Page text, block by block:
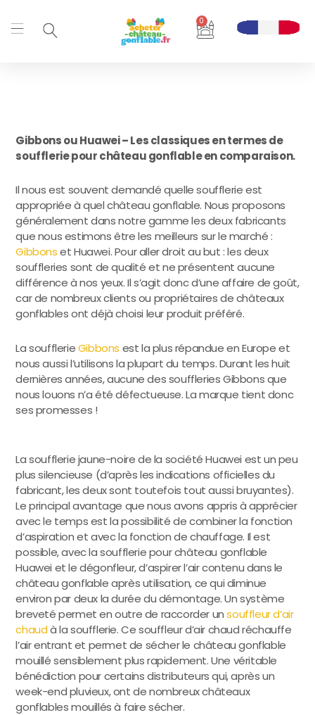
contenu
0
Panier
Gibbons ou Huawei – Les classiques en termes de
soufflerie pour château gonflable en comparaison.
Il nous est souvent demandé quelle soufflerie est
appropriée à quel château gonflable. Nous proposons
généralement dans notre gamme les deux fabricants
que nous estimons être les meilleurs sur le marché :
Gibbonset Huawei. Pour aller droit au but : les deux
souffleries sont de qualité et ne présentent aucune
différence à nos yeux. Il s’agit donc d’une affaire de goût,
car de nombreux clients ou propriétaires de châteaux
gonflables ont déjà choisi leur produit préféré.
La soufflerieGibbons est la plus répandue en Europe et
nous aussi l’utilisons la plupart du temps. Durant les huit
dernières années, aucune des souffleries Gibbons que
nous louons n’a été défectueuse. La marque tient donc
ses promesses !
La soufflerie jaune-noire de la société Huawei est un peu
plus silencieuse (d’après les indications officielles du
fabricant, les deux sont toutefois tout aussi bruyantes).
Le principal avantage que nous avons appris à apprécier
avec le temps est la possibilité de combiner la fonction
d’aspiration et avec la fonction de chauffage. Il est
possible, avec la soufflerie pour château gonflable
Huawei et le dégonfleur, d’aspirer l’air contenu dans le
château gonflable après utilisation, ce qui diminue
environ par deux la durée du démontage. Un système
breveté permet en outre de raccorder unsouffleur d’air
chaudà la soufflerie. Ce souffleur d’air chaud réchauffe
l’air entrant et permet de sécher le château gonflable
mouillé sensiblement plus rapidement. Une véritable
bénédiction pour certains distributeurs qui, après un
week-end pluvieux, ont de nombreux châteaux
gonflables mouillés à faire sécher.